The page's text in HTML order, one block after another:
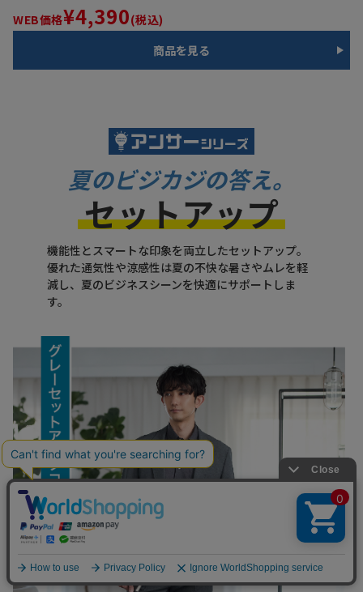
WEB価格¥4,390(税込)
商品を見る
夏のビジカジの答え。
セットアップ
機能性とスマートな印象を両立したセットアップ。
優れた通気性や涼感性は夏の不快な暑さやムレを軽
減し、 夏のビジネスシーンを快適にサポートしま
す。